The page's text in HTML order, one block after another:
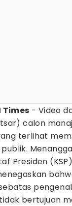
Times - Video
calon
terlihat
Presiden
bertujuan